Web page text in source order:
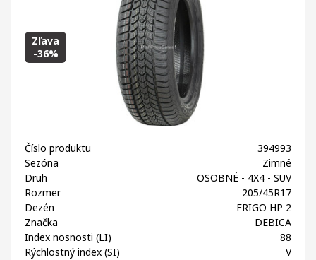
Zľava
-36%
Číslo produktu
394993
Sezóna
Zimné
Druh
OSOBNÉ - 4X4 - SUV
Rozmer
205/45R17
Dezén
FRIGO HP 2
Značka
DEBICA
Index nosnosti (LI)
88
Rýchlostný index (SI)
V